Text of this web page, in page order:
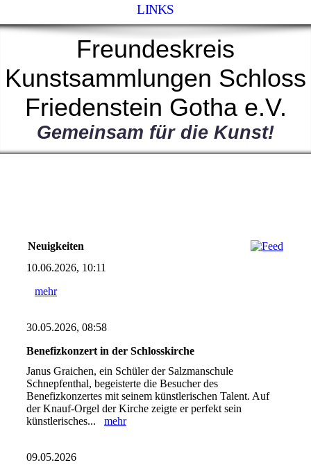
LINKS
Freundeskreis
Kunstsammlungen Schloss
Friedenstein Gotha e.V.
Gemeinsam für die Kunst!
Neuigkeiten
10.06.2026, 10:11
mehr
30.05.2026, 08:58
Benefizkonzert in der Schlosskirche
Janus Graichen, ein Schüler der Salzmanschule
Schnepfenthal, begeisterte die Besucher des
Benefizkonzertes mit seinem künstlerischen Talent. Auf
der Knauf-Orgel der Kirche zeigte er perfekt sein
künstlerisches... mehr
09.05.2026